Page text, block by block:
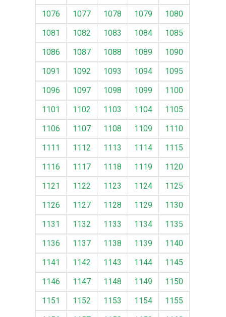
1076
1077 1078 1079
1080
1081
1082 1083 1084
1085
1086
1087 1088 1089
1090
1091
1092 1093 1094
1095
1096
1097 1098 1099
1100
1101
1102 1103 1104
1105
1106
1107 1108 1109
1110
1111
1112 1113 1114
1115
1116
1117 1118 1119
1120
1121
1122 1123 1124
1125
1126
1127 1128 1129
1130
1131
1132 1133 1134
1135
1136
1137 1138 1139
1140
1141
1142 1143 1144
1145
1146
1147 1148 1149
1150
1151
1152 1153 1154
1155